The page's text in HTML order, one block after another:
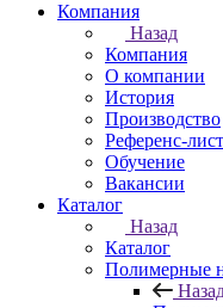
Компания
Назад
Компания
О компании
История
Производство
Референс-лист
Обучение
Вакансии
Каталог
Назад
Каталог
Полимерные